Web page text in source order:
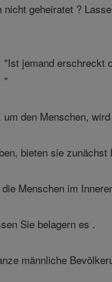
geheiratet ?
jemand
"
den Menschen,
bieten sie zunächst
Menschen im
Sie belagern es .
männliche